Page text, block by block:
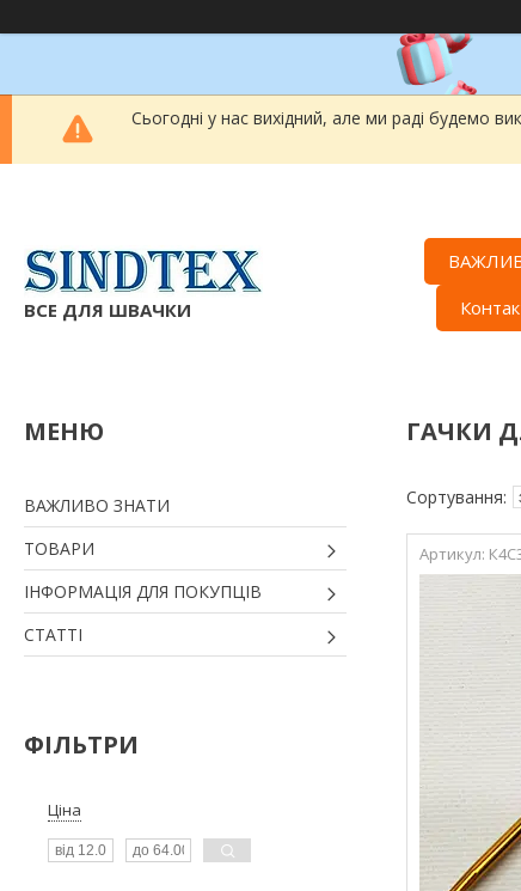
Сьогодні у нас вихідний, але ми раді будемо
ВСЕ ДЛЯ ШВАЧКИ
ВАЖЛИВО ЗНАТИ
ТОВАРИ
ІНФОРМАЦІЯ ДЛЯ ПОКУПЦІВ
СТАТТІ
ФІЛЬТРИ
Ціна
ГАЧКИ